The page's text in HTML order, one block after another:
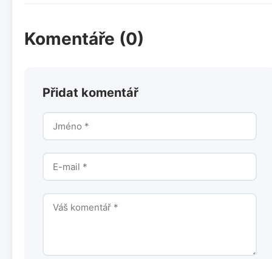
Komentáře (0)
Přidat komentář